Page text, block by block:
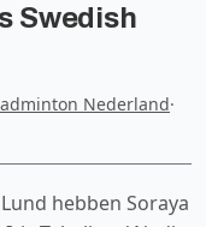
Swedish
Nederland·
hebben Soraya